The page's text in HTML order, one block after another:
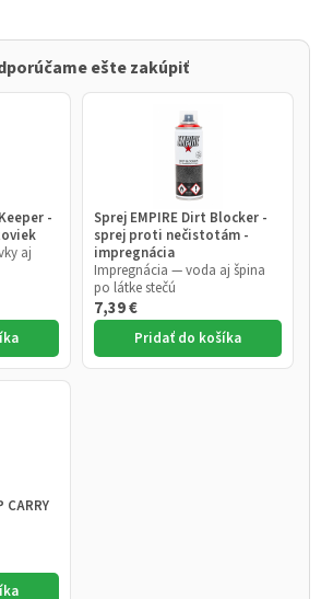
ešte zakúpiť
-
aj
Sprej EMPIRE Dirt Blocker -
sprej proti nečistotám -
impregnácia
Impregnácia — voda aj špina
po látke stečú
7,39 €
Pridať do košíka
CARRY